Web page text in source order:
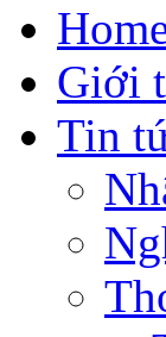
Giới
Tin